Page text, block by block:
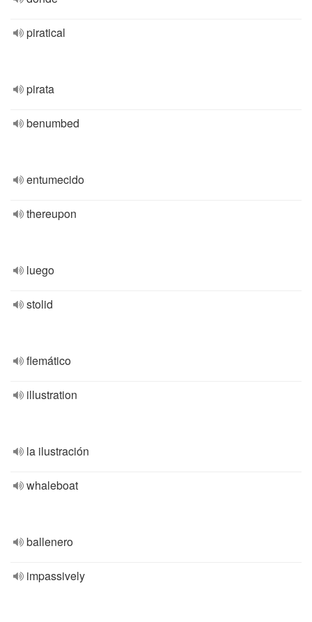
piratical
pirata
benumbed
entumecido
thereupon
luego
stolid
flemático
illustration
la ilustración
whaleboat
ballenero
impassively